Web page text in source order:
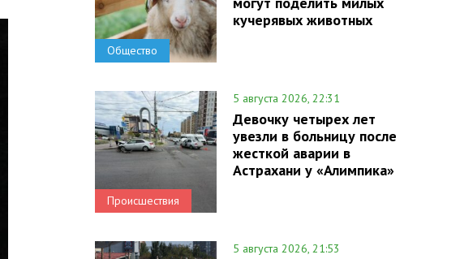
Общество
кучерявых животных
Происшествия
5 августа 2026, 22:31
Девочку четырех лет
увезли в больницу после
жесткой аварии в
Астрахани у «Алимпика»
5 августа 2026, 21:53